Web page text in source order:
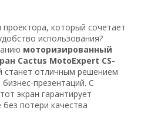
который сочетает
использования?
моторизированный
Cactus MotoExpert CS-
станет отличным решением
презентаций. С
экран гарантирует
потери качества